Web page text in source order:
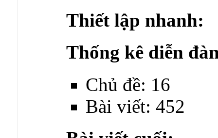
Thiết lập nhanh:
Thống kê diễn
Chủ đề: 16
Bài viết: 452